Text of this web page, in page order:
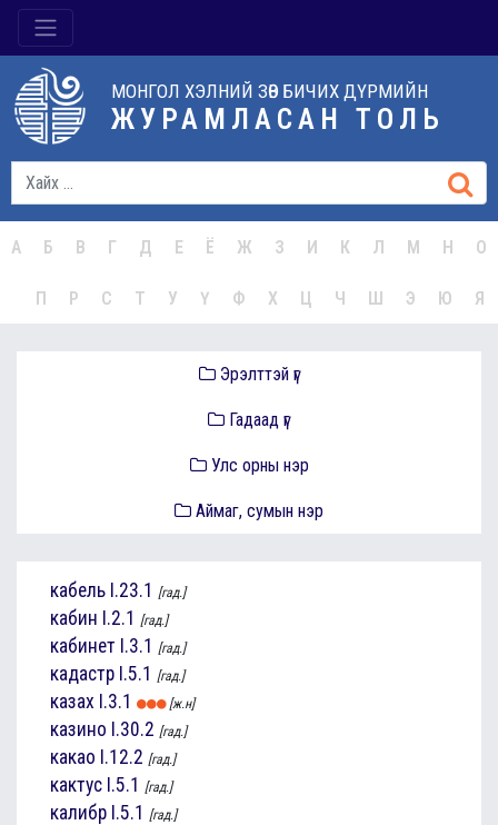
МОНГОЛ ХЭЛНИЙ ЗӨВ БИЧИХ ДҮРМИЙН
ЖУРАМЛАСАН ТОЛЬ
А Б В Г Д Е Ё Ж З И К Л М Н О
П Р С Т У Ү Ф Х Ц Ч Ш Э Ю Я
Эрэлттэй үг
Гадаад үг
Улс орны нэр
Аймаг, сумын нэр
кабель I.23.1 [гад.]
кабин I.2.1 [гад.]
кабинет I.3.1 [гад.]
кадастр I.5.1 [гад.]
казах I.3.1 [ж.н]
казино I.30.2 [гад.]
какао I.12.2 [гад.]
кактус I.5.1 [гад.]
калибр I.5.1 [гад.]